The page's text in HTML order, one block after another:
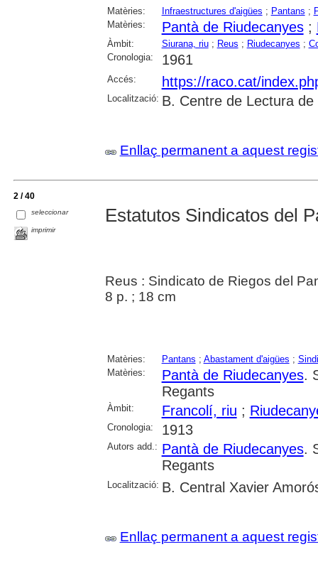
Matèries: Infraestructures d'aigües ; Pantans ;
Matèries:
Pantà de Riudecanyes;
Àmbit: Siurana, riu; Reus ; Riudecanyes ;
Cronologia:
1961
Accés: https://raco.cat/
Localització: B. Centre de Lectura de
Enllaç permanent a aquest
2 / 40
seleccionar
imprimir
Estatutos Sindicatos del
Reus : Sindicato de Riegos del
8 p. ; 18 cm
Matèries: Pantans ; Abastament d'aigües ;
Matèries:
Pantà de Riudecanyes.
Regants
Àmbit: Francolí, riu ;
Cronologia: 1913
Autors add.: Pantà de Riudecanyes.
Regants
Localització: B. Central Xavier
Enllaç permanent a aquest